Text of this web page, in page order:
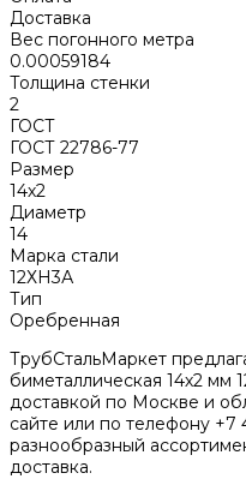
Доставка
Вес погонного метра
0.00059184
Толщина стенки
2
ГОСТ
ГОСТ 22786-77
Размер
14х2
Диаметр
14
Марка стали
12ХН3А
Тип
Оребренная
ТрубСтальМаркет
биметаллическая 14х2 мм
доставкой по Москве и
сайте или по телефону
разнообразный
доставка.